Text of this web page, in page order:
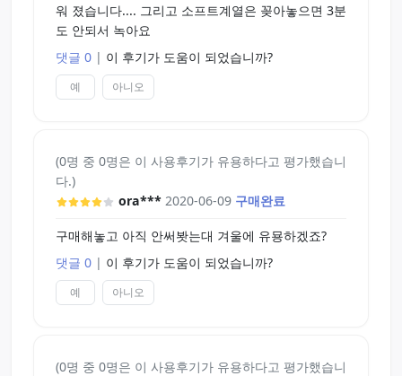
이상으로 주관적인 리뷰를 마칩니다
워 졌습니다.... 그리고 소프트계열은 꽂아놓으면 3분
도 안되서 녹아요
댓글 0 | 이 후기가 도움이 되었습니까?
예 아니오
(0명 중 0명은 이 사용후기가 유용하다고 평가했습니
다.)
ora*** 2020-06-09 구매완료
구매해놓고 아직 안써봣는대 겨울에 유묭하겠죠?
댓글 0 | 이 후기가 도움이 되었습니까?
예 아니오
(0명 중 0명은 이 사용후기가 유용하다고 평가했습니